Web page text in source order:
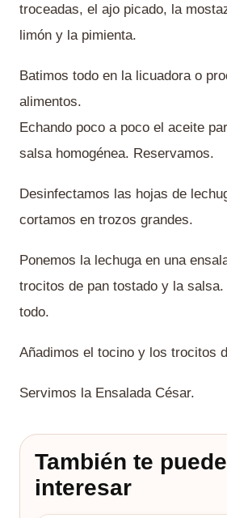
troceadas, el ajo picado, la
limón y la pimienta.
Batimos todo en la licuadora o
alimentos.
Echando poco a poco el aceite
salsa homogénea. Reservamos.
Desinfectamos las hojas de
cortamos en trozos grandes.
Ponemos la lechuga en una
trocitos de pan tostado y la
todo.
Añadimos el tocino y los trocitos
Servimos la Ensalada César.
También te puede
interesar